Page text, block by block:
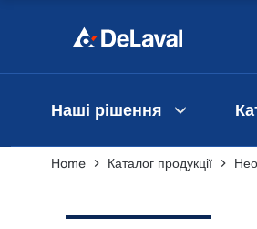
Наші рішення
Home Каталог продукції